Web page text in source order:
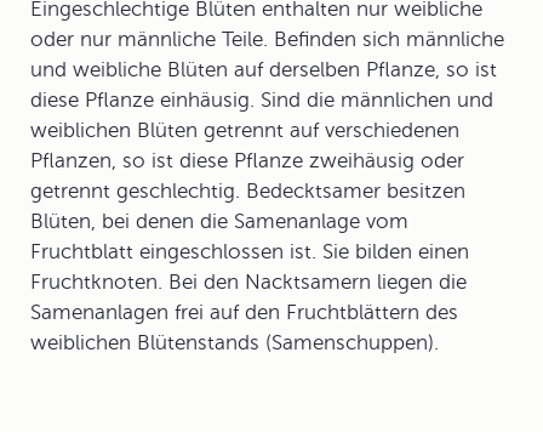
Eingeschlechtige Blüten enthalten nur weibliche
oder nur männliche Teile. Befinden sich männliche
und weibliche Blüten auf derselben Pflanze, so ist
diese Pflanze einhäusig. Sind die männlichen und
weiblichen Blüten getrennt auf verschiedenen
Pflanzen, so ist diese Pflanze zweihäusig oder
getrennt geschlechtig. Bedecktsamer besitzen
Blüten, bei denen die Samenanlage vom
Fruchtblatt eingeschlossen ist. Sie bilden einen
Fruchtknoten. Bei den Nacktsamern liegen die
Samenanlagen frei auf den Fruchtblättern des
weiblichen Blütenstands (Samenschuppen).